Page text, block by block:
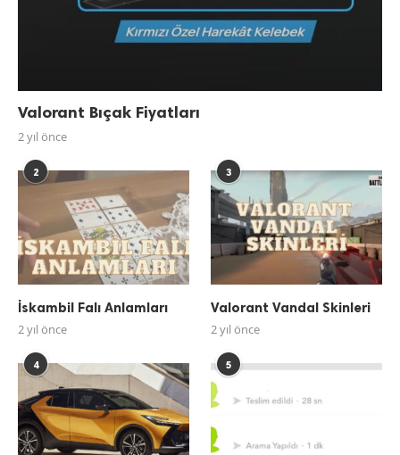
Valorant Bıçak Fiyatları
2 yıl önce
2
İskambil Falı Anlamları
2 yıl önce
3
Valorant Vandal Skinleri
2 yıl önce
4 5